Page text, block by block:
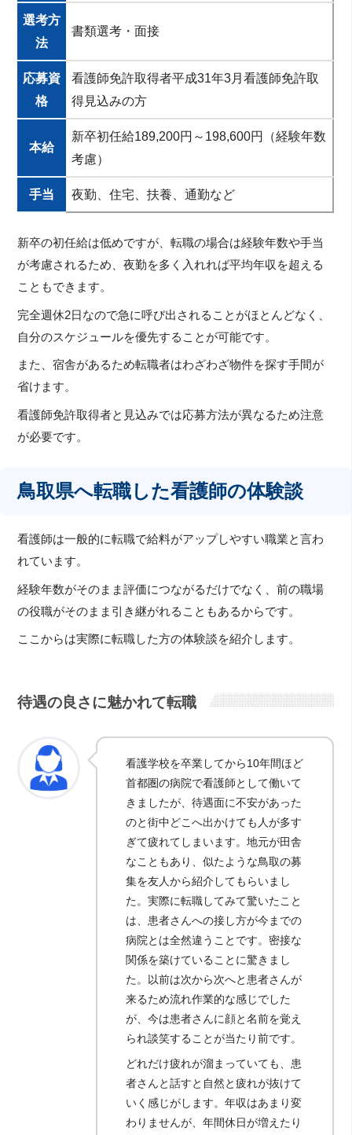
選考方
法
書類選考・面接
応募資
格
看護師免許取得者平成31年3月看護師免許取
得見込みの方
本給
新卒初任給189,200円～198,600円（経験年数
考慮）
手当 夜勤、住宅、扶養、通勤など
新卒の初任給は低めですが、転職の場合は経験年数や手当
が考慮されるため、夜勤を多く入れれば平均年収を超える
こともできます。
完全週休2日なので急に呼び出されることがほとんどなく、
自分のスケジュールを優先することが可能です。
また、宿舎があるため転職者はわざわざ物件を探す手間が
省けます。
看護師免許取得者と見込みでは応募方法が異なるため注意
が必要です。
鳥取県へ転職した看護師の体験談
看護師は一般的に転職で給料がアップしやすい職業と言わ
れています。
経験年数がそのまま評価につながるだけでなく、前の職場
の役職がそのまま引き継がれることもあるからです。
ここからは実際に転職した方の体験談を紹介します。
待遇の良さに魅かれて転職
看護学校を卒業してから10年間ほど
首都圏の病院で看護師として働いて
きましたが、待遇面に不安があった
のと街中どこへ出かけても人が多す
ぎて疲れてしまいます。地元が田舎
なこともあり、似たような鳥取の募
集を友人から紹介してもらいまし
た。実際に転職してみて驚いたこと
は、患者さんへの接し方が今までの
病院とは全然違うことです。密接な
関係を築けていることに驚きまし
た。以前は次から次へと患者さんが
来るため流れ作業的な感じでした
が、今は患者さんに顔と名前を覚え
られ談笑することが当たり前です。
どれだけ疲れが溜まっていても、患
者さんと話すと自然と疲れが抜けて
いく感じがします。年収はあまり変
わりませんが、年間休日が増えたり